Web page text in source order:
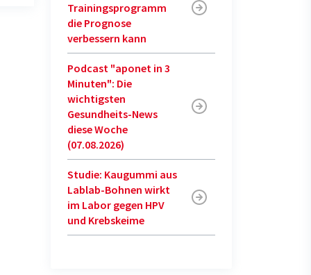
Trainingsprogramm
die Prognose
verbessern kann
Podcast "aponet in 3
Minuten": Die
wichtigsten
Gesundheits-News
diese Woche
(07.08.2026)
Studie: Kaugummi aus
Lablab-Bohnen wirkt
im Labor gegen HPV
und Krebskeime